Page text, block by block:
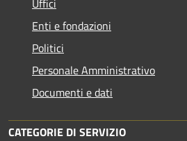
Enti e fondazioni
Politici
Personale Amministrativo
Documenti e dati
CATEGORIE DI SERVIZIO